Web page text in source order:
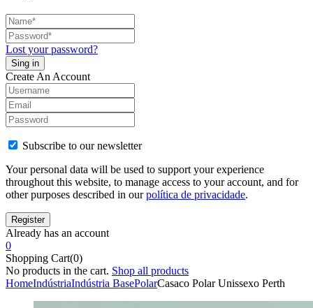
Lost your password?
Create An Account
Subscribe to our newsletter
Your personal data will be used to support your experience
throughout this website, to manage access to your account, and for
other purposes described in ourpolítica de privacidade.
Already has an account
0
Shopping Cart(0)
No products in the cart. Shop all products
HomeIndústriaIndústria BasePolarCasaco Polar Unissexo Perth